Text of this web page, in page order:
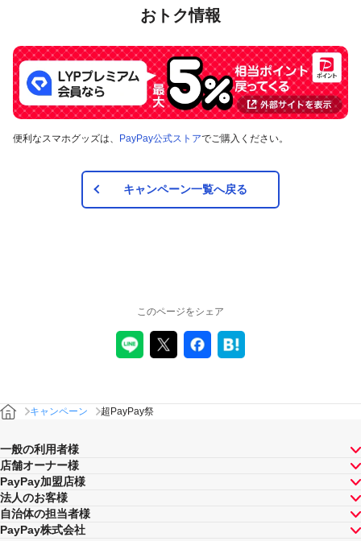
おトク情報
便利なスマホグッズは、 PayPay公式ストアでご購入ください。
キャンペーン一覧へ戻る
このページをシェア
キャンペーン 超PayPay祭
一般の利用者様
店舗オーナー様
PayPay加盟店様
法人のお客様
自治体の担当者様
PayPay株式会社